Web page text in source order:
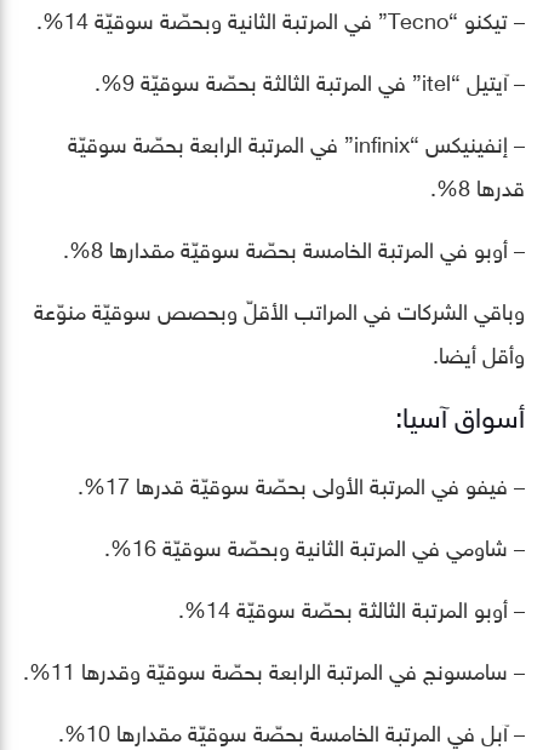
– تيكنو “Tecno” في المرتبة الثانية وبحصّة سوقيّة 14%.
– آيتيل “itel” في المرتبة الثالثة بحصّة سوقيّة 9%.
– إنفينيكس “infinix” في المرتبة الرابعة بحصّة سوقيّة
قدرها 8%.
– أوبو في المرتبة الخامسة بحصّة سوقيّة مقدارها 8%.
وباقي الشركات في المراتب الأقلّ وبحصص سوقيّة منوّعة
وأقل أيضا.
أسواق آسيا:
– فيفو في المرتبة الأولى بحصّة سوقيّة قدرها 17%.
– شاومي في المرتبة الثانية وبحصّة سوقيّة 16%.
– أوبو المرتبة الثالثة بحصّة سوقيّة 14%.
– سامسونج في المرتبة الرابعة بحصّة سوقيّة وقدرها 11%.
– آبل في المرتبة الخامسة بحصّة سوقيّة مقدارها 10%.